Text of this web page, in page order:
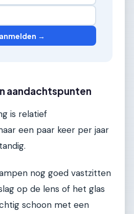
→
aandachtspunten
is relatief
een paar keer per jaar
nog goed vastzitten
op de lens of het glas
schoon met een